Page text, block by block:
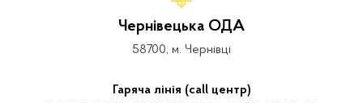
Чернівецька ОДА
58700, м. Чернівці
Гаряча лінія (call центр)